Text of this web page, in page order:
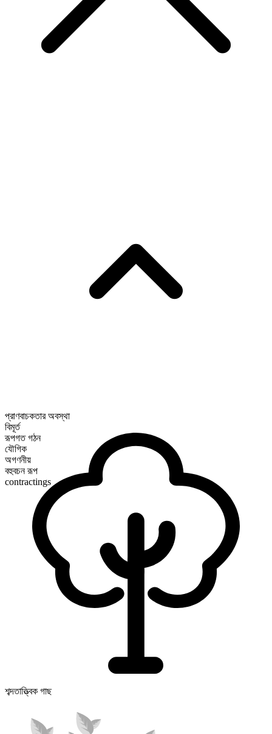
প্রাণবাচকতার অবস্থা
বিমূর্ত
রূপগত গঠন
যৌগিক
অগণনীয়
বহুবচন রূপ
contractings
শব্দতাত্ত্বিক গাছ